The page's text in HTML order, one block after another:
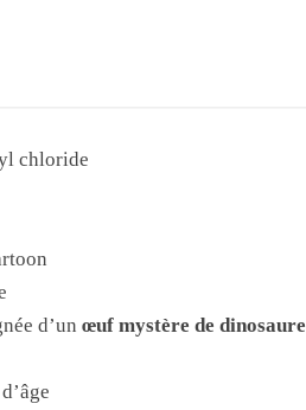
chloride
d’unœuf mystère de dinosaure